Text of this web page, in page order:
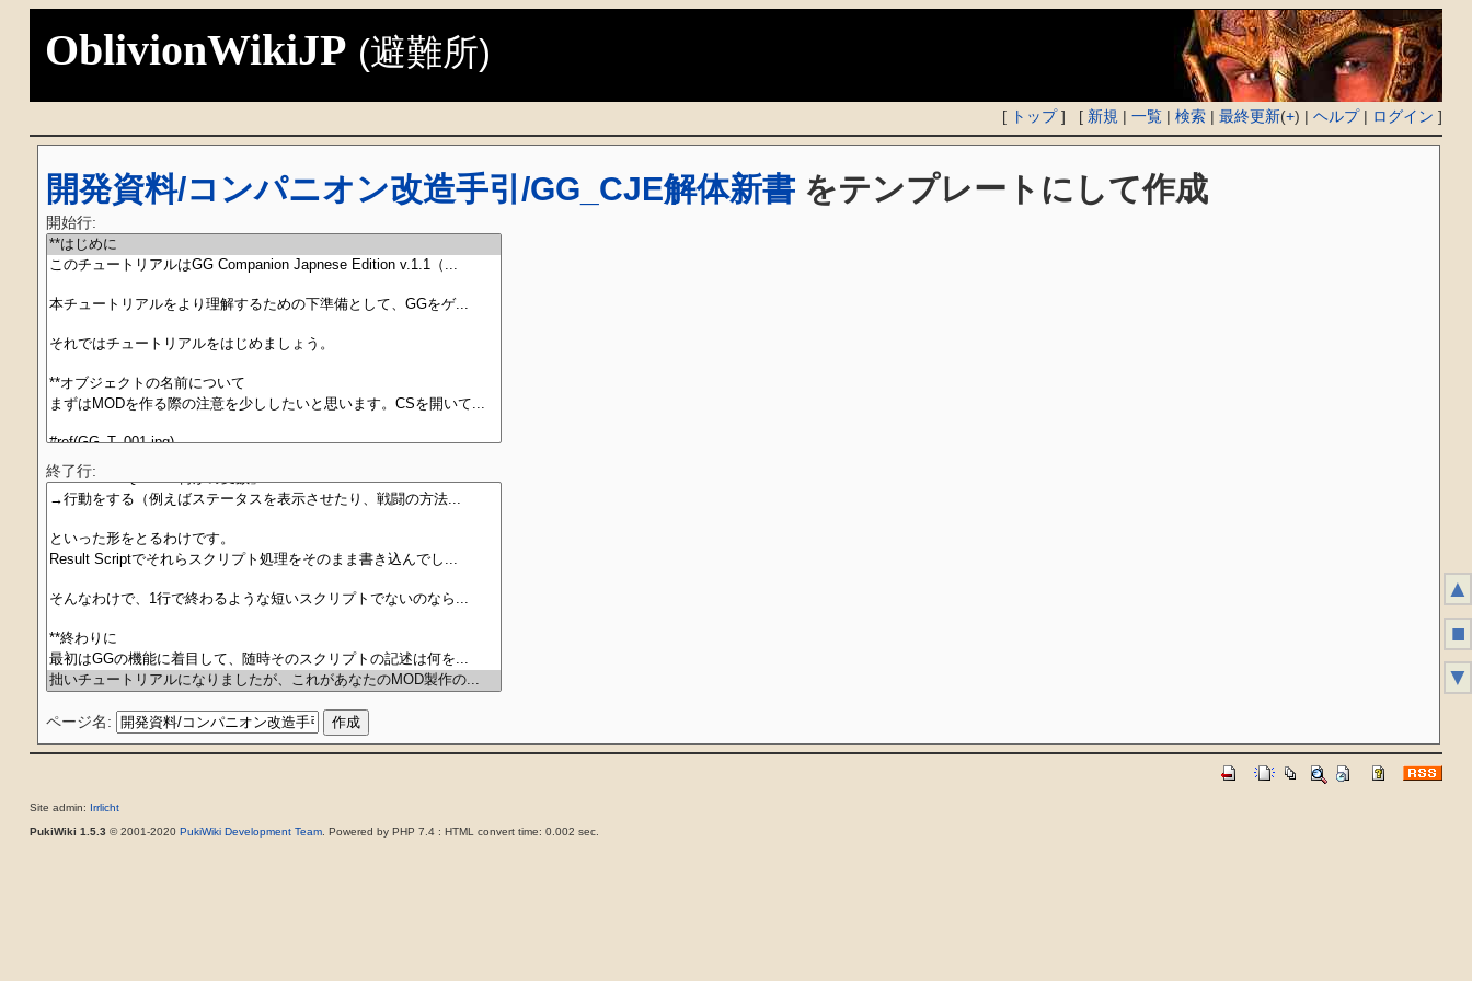
OblivionWikiJP (避難所)
[ トップ] [ 新規 |一覧 |検索 |最終更新(+) |ヘルプ| ログイン ]
開発資料/コンパニオン改造手引/GG_CJE解体新書 をテンプレートにして作成
開始行:
終了行:
ページ名:
Site admin: Irrlicht
PukiWiki 1.5.3 © 2001-2020 PukiWiki Development Team. Powered by PHP 7.4 : HTML convert time: 0.002 sec.
▲
■
▼